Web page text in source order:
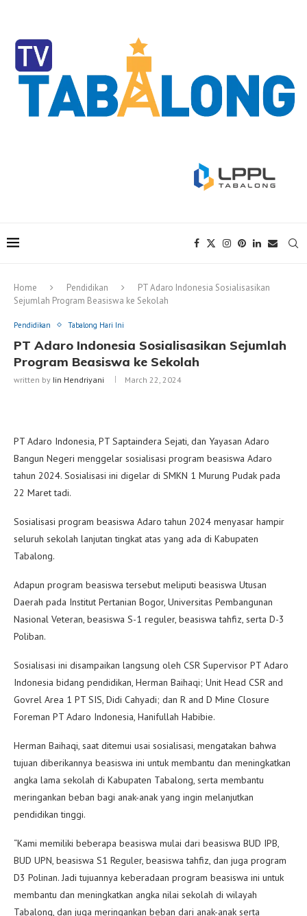
Home Pendidikan
PT Adaro Indonesia Sosialisasikan
Sejumlah Program Beasiswa ke Sekolah
Pendidikan Tabalong Hari Ini
PT Adaro Indonesia Sosialisasikan Sejumlah
Program Beasiswa ke Sekolah
written by Iin Hendriyani March 22, 2024
PT Adaro Indonesia, PT Saptaindera Sejati, dan Yayasan Adaro
Bangun Negeri menggelar sosialisasi program beasiswa Adaro
tahun 2024. Sosialisasi ini digelar di SMKN 1 Murung Pudak pada
22 Maret tadi.
Sosialisasi program beasiswa Adaro tahun 2024 menyasar hampir
seluruh sekolah lanjutan tingkat atas yang ada di Kabupaten
Tabalong.
Adapun program beasiswa tersebut meliputi beasiswa Utusan
Daerah pada Institut Pertanian Bogor, Universitas Pembangunan
Nasional Veteran, beasiswa S-1 reguler, beasiswa tahfiz, serta D-3
Poliban.
Sosialisasi ini disampaikan langsung oleh CSR Supervisor PT Adaro
Indonesia bidang pendidikan, Herman Baihaqi; Unit Head CSR and
Govrel Area 1 PT SIS, Didi Cahyadi; dan R and D Mine Closure
Foreman PT Adaro Indonesia, Hanifullah Habibie.
Herman Baihaqi, saat ditemui usai sosialisasi, mengatakan bahwa
tujuan diberikannya beasiswa ini untuk membantu dan meningkatkan
angka lama sekolah di Kabupaten Tabalong, serta membantu
meringankan beban bagi anak-anak yang ingin melanjutkan
pendidikan tinggi.
“Kami memiliki beberapa beasiswa mulai dari beasiswa BUD IPB,
BUD UPN, beasiswa S1 Reguler, beasiswa tahfiz, dan juga program
D3 Polinan. Jadi tujuannya keberadaan program beasiswa ini untuk
membantu dan meningkatkan angka nilai sekolah di wilayah
Tabalong, dan juga meringankan beban dari anak-anak serta